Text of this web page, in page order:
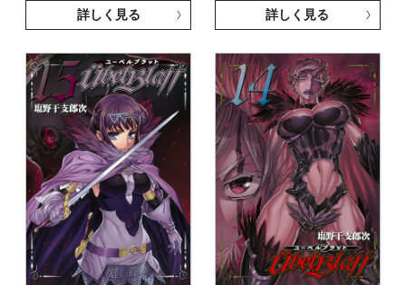
詳しく見る 詳しく見る